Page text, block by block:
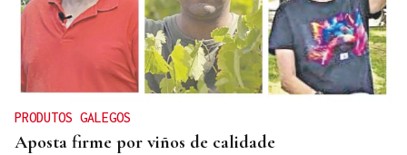
PRODUTOS GALEGOS
Aposta firme por viños de calidade